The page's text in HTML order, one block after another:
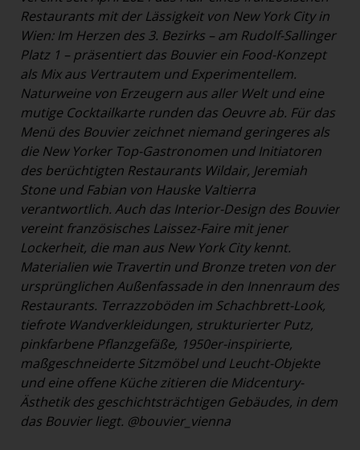
Restaurants mit der Lässigkeit von New York City in
Wien: Im Herzen des 3. Bezirks – am Rudolf-Sallinger
Platz 1 – präsentiert das Bouvier ein Food-Konzept
als Mix aus Vertrautem und Experimentellem.
Naturweine von Erzeugern aus aller Welt und eine
mutige Cocktailkarte runden das Oeuvre ab. Für das
Menü des Bouvier zeichnet niemand geringeres als
die New Yorker Top-Gastronomen und Initiatoren
des berüchtigten Restaurants Wildair, Jeremiah
Stone und Fabian von Hauske Valtierra
verantwortlich. Auch das Interior-Design des Bouvier
vereint französisches Laissez-Faire mit jener
Lockerheit, die man aus New York City kennt.
Materialien wie Travertin und Bronze treten von der
ursprünglichen Außenfassade in den Innenraum des
Restaurants. Terrazzoböden im Schachbrett-Look,
tiefrote Wandverkleidungen, strukturierter Putz,
pinkfarbene Pflanzgefäße, 1950er-inspirierte,
maßgeschneiderte Sitzmöbel und Leucht-Objekte
und eine offene Küche zitieren die Midcentury-
Ästhetik des geschichtsträchtigen Gebäudes, in dem
das Bouvier liegt. @bouvier_vienna